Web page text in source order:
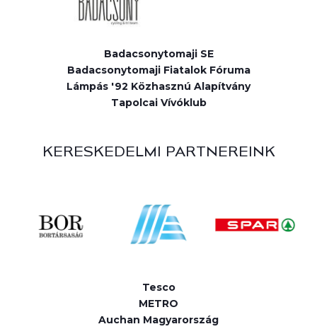
Badacsonytomaji SE
Badacsonytomaji Fiatalok Fóruma
Lámpás '92 Közhasznú Alapítvány
Tapolcai Vívóklub
KERESKEDELMI PARTNEREINK
Tesco
METRO
Auchan Magyarország